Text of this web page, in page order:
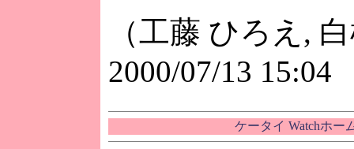
（工藤 ひろえ,
2000/07/13 15:04
ケータイ Watchホー